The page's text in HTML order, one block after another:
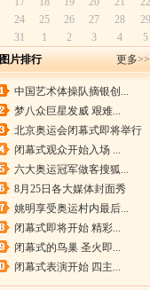
图片排行 更多>>
中国艺术体操队摘银创...
梦八众巨星发威 艰难...
北京奥运会闭幕式即将举行
闭幕式观众开始入场 ...
六大奥运冠军做客搜狐...
8月25日各大媒体封面秀
姚明享受奥运村内最后...
闭幕式即将开始 精彩...
闭幕式的鸟巢 圣火即...
闭幕式表演开始 四主...